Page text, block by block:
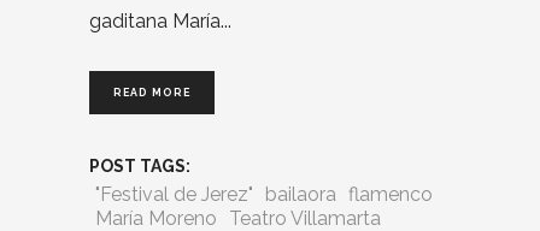
gaditana María
READ MORE
POST TAGS:
"Festival de Jerez" bailaora flamenco
María Moreno
Teatro Villamarta